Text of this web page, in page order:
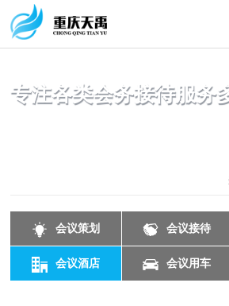
专注各类会务接待服务
会议策划 会议接待
会议酒店 会议用车